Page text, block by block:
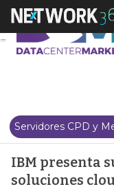
Servidores CPD y
IBM presenta
soluciones